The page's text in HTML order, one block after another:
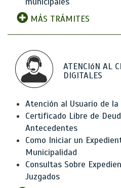
MÁS TRÁMITES
ATENCIóN AL
DIGITALES
Atención al Usuario de
Certificado Libre de
Antecedentes
Como Iniciar un
Municipalidad
Consultas Sobre
Juzgados